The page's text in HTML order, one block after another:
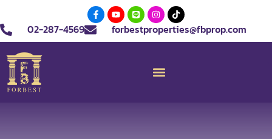
02-287-4569 forbestproperties@fbprop.com